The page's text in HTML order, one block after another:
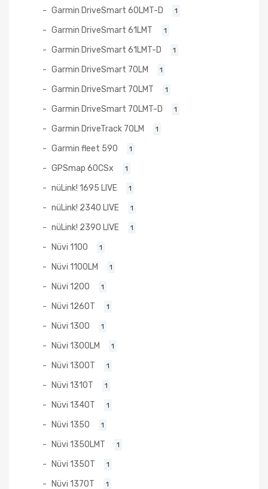
Garmin DriveSmart 60LMT-D 1
Garmin DriveSmart 61LMT 1
Garmin DriveSmart 61LMT-D 1
Garmin DriveSmart 70LM 1
Garmin DriveSmart 70LMT 1
Garmin DriveSmart 70LMT-D 1
Garmin DriveTrack 70LM 1
Garmin fleet 590 1
GPSmap 60CSx 1
nüLink! 1695 LIVE 1
nüLink! 2340 LIVE 1
nüLink! 2390 LIVE 1
Nüvi 1100 1
Nüvi 1100LM 1
Nüvi 1200 1
Nüvi 1260T 1
Nüvi 1300 1
Nüvi 1300LM 1
Nüvi 1300T 1
Nüvi 1310T 1
Nüvi 1340T 1
Nüvi 1350 1
Nüvi 1350LMT 1
Nüvi 1350T 1
Nüvi 1370T 1